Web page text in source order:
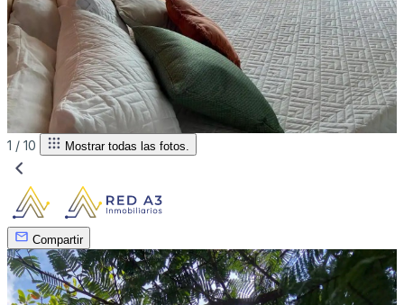
1 / 10 Mostrar todas las fotos.
Compartir